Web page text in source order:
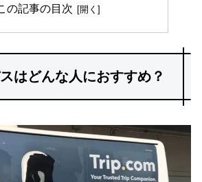
の記事の目次
はどんな人におすすめ？